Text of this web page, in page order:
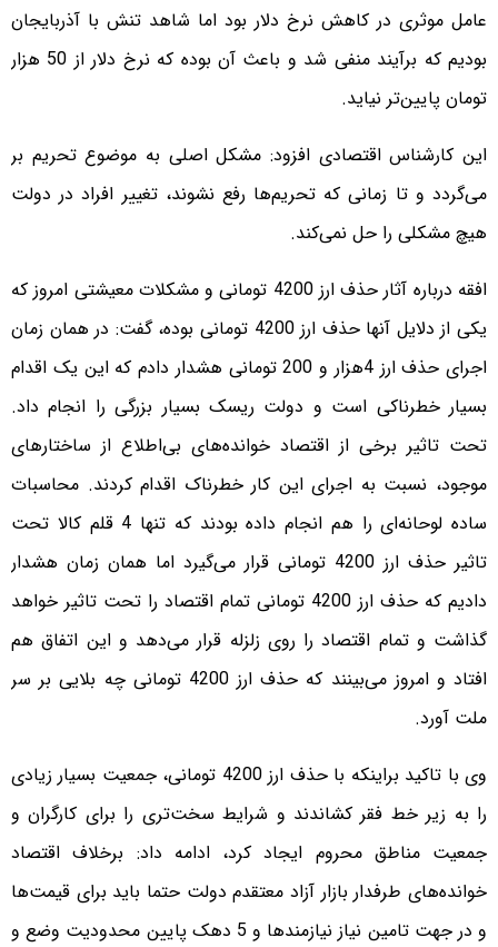
عامل موثری در کاهش نرخ دلار بود اما شاهد تنش با آذربایجان
بودیم که برآیند منفی شد و باعث آن بوده که نرخ دلار از 50 هزار
تومان پایین‌تر نیاید.
این کارشناس اقتصادی افزود: مشکل اصلی به موضوع تحریم بر
می‌گردد و تا زمانی که تحریم‌ها رفع نشوند، تغییر افراد در دولت
هیچ مشکلی را حل نمی‌کند.
افقه درباره آثار حذف ارز 4200 تومانی و مشکلات معیشتی امروز که
یکی از دلایل آنها حذف ارز 4200 تومانی بوده، گفت: در همان زمان
اجرای حذف ارز 4هزار و 200 تومانی هشدار دادم که این یک اقدام
بسیار خطرناکی است و دولت ریسک بسیار بزرگی را انجام داد.
تحت تاثیر برخی از اقتصاد خوانده‌های بی‌اطلاع از ساختارهای
موجود، نسبت به اجرای این کار خطرناک اقدام کردند. محاسبات
ساده‌ لوحانه‌‌ای را هم انجام داده بودند که تنها 4 قلم کالا تحت
تاثیر حذف ارز 4200 تومانی قرار می‌گیرد اما همان زمان هشدار
دادیم که حذف ارز 4200 تومانی تمام اقتصاد را تحت تاثیر خواهد
گذاشت و تمام اقتصاد را روی زلزله قرار می‌دهد و این اتفاق هم
افتاد و امروز می‌بینند که حذف ارز 4200 تومانی چه بلایی بر سر
ملت آورد.
وی با تاکید براینکه با حذف ارز 4200 تومانی، جمعیت بسیار زیادی
را به زیر خط فقر کشاندند و شرایط سخت‌تری را برای کارگران و
جمعیت مناطق محروم ایجاد کرد، ادامه داد: برخلاف اقتصاد
خوانده‌های طرفدار بازار آزاد معتقدم دولت حتما باید برای قیمت‌ها
و در جهت تامین نیاز نیازمندها و 5 دهک پایین محدودیت وضع و